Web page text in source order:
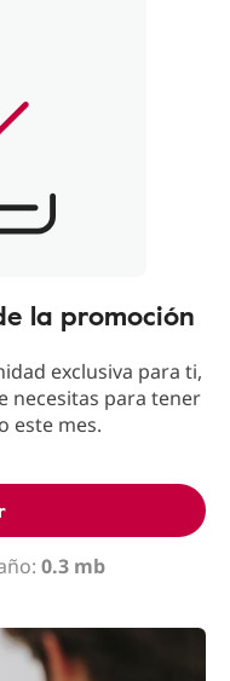
la promoción
exclusiva para ti,
necesitas para tener
este mes.
0.3 mb